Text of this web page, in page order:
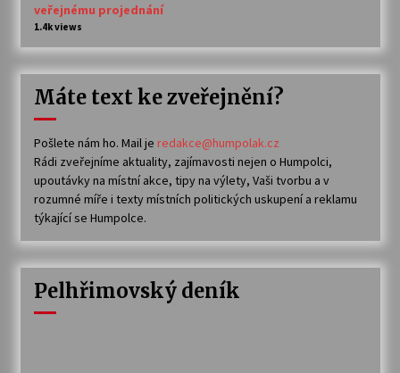
veřejnému projednání
1.4k views
Máte text ke zveřejnění?
Pošlete nám ho. Mail je redakce@humpolak.cz
Rádi zveřejníme aktuality, zajímavosti nejen o Humpolci,
upoutávky na místní akce, tipy na výlety, Vaši tvorbu a v
rozumné míře i texty místních politických uskupení a reklamu
týkající se Humpolce.
Pelhřimovský deník